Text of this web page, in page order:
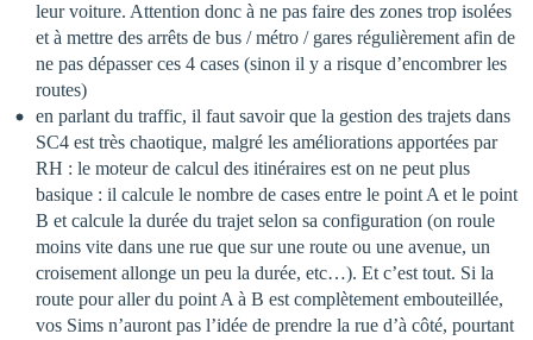
leur voiture. Attention donc à ne pas faire des zones trop isolées
et à mettre des arrêts de bus / métro / gares régulièrement afin de
ne pas dépasser ces 4 cases (sinon il y a risque d’encombrer les
routes)
en parlant du traffic, il faut savoir que la gestion des trajets dans
SC4 est très chaotique, malgré les améliorations apportées par
RH : le moteur de calcul des itinéraires est on ne peut plus
basique : il calcule le nombre de cases entre le point A et le point
B et calcule la durée du trajet selon sa configuration (on roule
moins vite dans une rue que sur une route ou une avenue, un
croisement allonge un peu la durée, etc…). Et c’est tout. Si la
route pour aller du point A à B est complètement embouteillée,
vos Sims n’auront pas l’idée de prendre la rue d’à côté, pourtant